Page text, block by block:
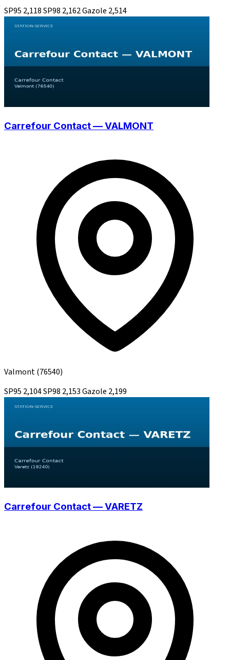
SP95 2,118SP98 2,162Gazole 2,514
Carrefour Contact — VALMONT
Valmont(76540)
SP95 2,104SP98 2,153Gazole 2,199
Carrefour Contact — VARETZ